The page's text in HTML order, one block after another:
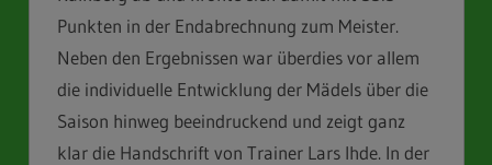
Punkten in der Endabrechnung zum Meister.
Neben den Ergebnissen war überdies vor allem
die individuelle Entwicklung der Mädels über die
Saison hinweg beeindruckend und zeigt ganz
klar die Handschrift von Trainer Lars Ihde. In der